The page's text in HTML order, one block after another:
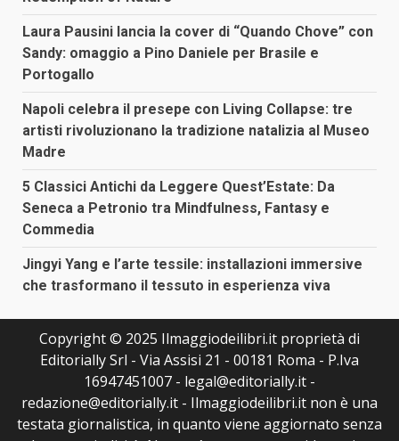
Laura Pausini lancia la cover di “Quando Chove” con
Sandy: omaggio a Pino Daniele per Brasile e
Portogallo
Napoli celebra il presepe con Living Collapse: tre
artisti rivoluzionano la tradizione natalizia al Museo
Madre
5 Classici Antichi da Leggere Quest’Estate: Da
Seneca a Petronio tra Mindfulness, Fantasy e
Commedia
Jingyi Yang e l’arte tessile: installazioni immersive
che trasformano il tessuto in esperienza viva
Copyright © 2025 Ilmaggiodeilibri.it proprietà di
Editorially Srl - Via Assisi 21 - 00181 Roma - P.Iva
16947451007 - legal@editorially.it -
redazione@editorially.it - Ilmaggiodeilibri.it non è una
testata giornalistica, in quanto viene aggiornato senza